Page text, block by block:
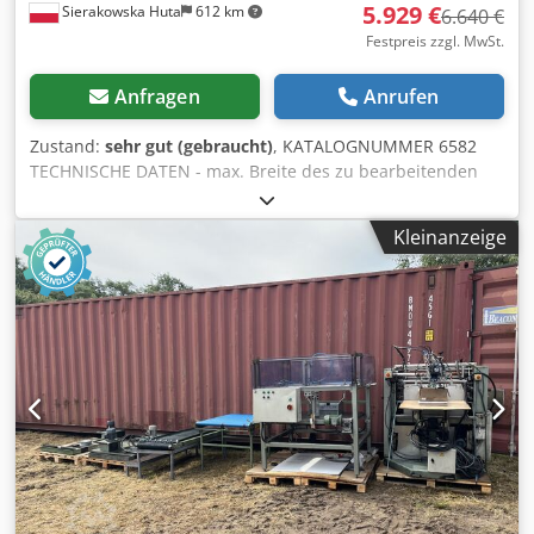
Sierakowska Huta 612 km 5.929 €6.640 €
Festpreis zzgl. MwSt.
Anfragen Anrufen
Zustand: sehr gut (gebraucht), KATALOGNUMMER 6582
TECHNISCHE DATEN - max. Breite des zu bearbeitenden
Werkstücks 920 mm - max. Höhe des zu bearbeitenden
Werkstücks 150 mm 2 Aggregate: 1) Gummizylinder mit
Rillen zum Kalibrieren, 11 kW 2) Gummizylinder mit Rillen
zum Kalibrieren + Abblasen des Bandes, 7,5 kW Von oben:
- 2 Gummwalzen, gleitfähig - Aggregat - 2 Gummwalzen,
gleitfähig - Aggregat - 2 Gummwalzen, gleitfähig Von
unten: - 3 Gummwalzen, gleitfähig - Förderband -
Pneumatische Bandoszillation - Elektrische
Tischhubvorrichtung - Stufenlose
Vorschubgeschwindigkeitseinstellung - Betriebsdruck 8-10
bar - Pneumatische Bremse - Durchmesser des
Absaugstutzens 2x160 mm - Gesamtmaße L/B/H
1600x1460x2000 mm - Gewicht ca. 1305 kg – Deutsche
Produktion – 2 Aggregate – Gebrauchte Schleifmaschine,
Kleinanzeige